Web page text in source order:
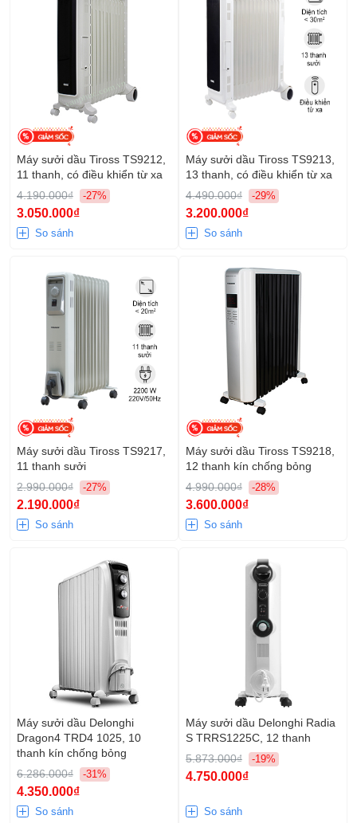
Máy sưởi dầu Tiross TS9212,
11 thanh, có điều khiển từ xa
4.190.000₫
-27%
3.050.000₫
So sánh
Máy sưởi dầu Tiross TS9213,
13 thanh, có điều khiển từ xa
4.490.000₫
-29%
3.200.000₫
So sánh
Máy sưởi dầu Tiross TS9217,
11 thanh sưởi
2.990.000₫
-27%
2.190.000₫
So sánh
Máy sưởi dầu Tiross TS9218,
12 thanh kín chống bỏng
4.990.000₫
-28%
3.600.000₫
So sánh
Máy sưởi dầu Delonghi
Dragon4 TRD4 1025, 10
thanh kín chống bỏng
6.286.000₫
-31%
4.350.000₫
So sánh
Máy sưởi dầu Delonghi Radia
S TRRS1225C, 12 thanh
5.873.000₫
-19%
4.750.000₫
So sánh